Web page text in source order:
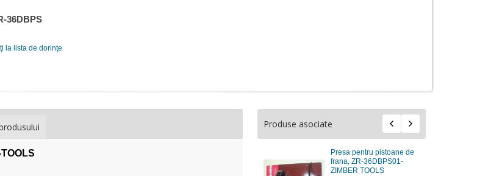
36DBPS
la lista de dorinţe
Produse asociate
Presa pentru pistoane de
frana, ZR-36DBPS01-
ZIMBER TOOLS